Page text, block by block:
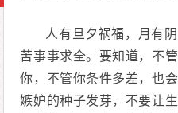
人有旦夕祸福，月有
苦事事求全。要知道，不
你，不管你条件多差，也
嫉妒的种子发芽，不要让